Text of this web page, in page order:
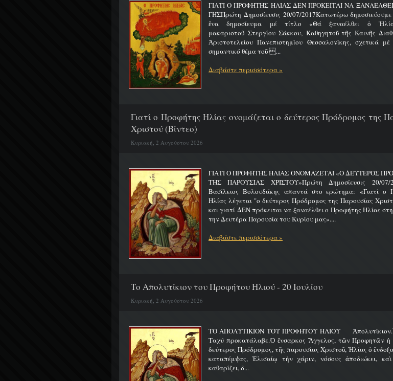
ΓΙΑΤΙ Ο ΠΡΟΦΗΤΗΣ ΗΛΙΑΣ ΔΕΝ ΠΡΟΚΕΙΤΑΙ ΝΑ
ΓΗΣΠρώτη Δημοσίευσις 20/07/2017Κατωτέρω δημοσιεύουμε
ἕνα δημοσίευμα μέ τίτλο «Θά ξαναέλθει ὁ
μακαριστοῦ Στεργίου Σάκκου, Καθηγητοῦ τῆς Καινῆς
Ἀριστοτελείου Πανεπιστημίου Θεσσαλονίκης, σχετικά
σημαντικό θέμα τοῦ ...
Διαβάστε περισσότερα »
Γιατί ο Προφήτης Ηλίας ονομάζεται ο δεύτερος Πρόδρομος της
Χριστού (Βίντεο)
Κυριακή, 2 Αυγούστου 2026
ΓΙΑΤΙ Ο ΠΡΟΦΗΤΗΣ ΗΛΙΑΣ ΟΝΟΜΑΖΕΤΑΙ «Ο ΔΕΥΤΕΡΟΣ
ΤΗΣ ΠΑΡΟΥΣΙΑΣ ΧΡΙΣΤΟΥ»Πρώτη Δημοσίευσις 20/
Βασίλειος Βολουδάκης απαντά στο ερώτημα: «Γιατί ο
Ηλίας λέγεται "ο δεύτερος Πρόδρομος της Παρουσίας
και γιατί ΔΕΝ πρόκειται να ξαναέλθει ο Προφήτης Ηλίας
την Δευτέρα Παρουσία του Κυρίου μας»....
Διαβάστε περισσότερα »
Το Απολυτίκιον του Προφήτου Ηλιού - 20 Ιουλίου
Κυριακή, 2 Αυγούστου 2026
ΤΟ ΑΠΟΛΥΤΙΚΙΟΝ ΤΟΥ ΠΡΟΦΗΤΟΥ ΗΛΙΟΥ
Ταχύ προκατάλαβε.Ὁ ἔνσαρκος Ἄγγελος, τῶν Προφητῶν ἡ
δεύτερος Πρόδρομος, τῆς παρουσίας Χριστοῦ, Ἠλίας ὁ
καταπέμψας, Ἐλισαίῳ τὴν χάριν, νόσους ἀποδιώκει,
καθαρίζει, δ...